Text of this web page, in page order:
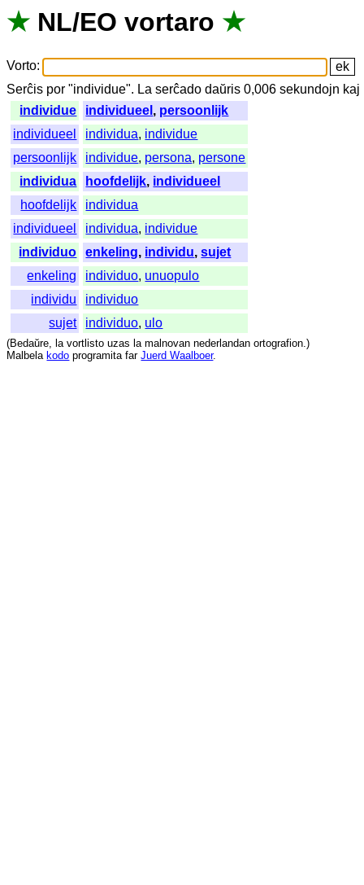
★ NL/EO vortaro ★
Vorto:
Serĉis por "individue". La serĉado daŭris 0,006sekundojn kaj
individue
individueel , persoonlijk
individueel
individua, individue
persoonlijk
individue, persona, persone
individua
hoofdelijk, individueel
hoofdelijk
individua
individueel
individua, individue
individuo
enkeling, individu,sujet
enkeling
individuo, unuopulo
individu
individuo
sujet
individuo, ulo
(Bedaŭre, la vortlisto uzas la malnovan nederlandan ortografion.)
Malbela kodo programita far Juerd Waalboer.